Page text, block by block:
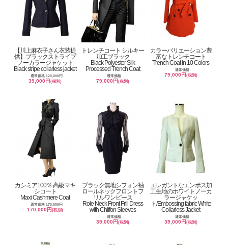
【川上麻衣子さん衣装提
供】ブラックストライプ
ノーカラージャケット
Black stripe collarless jacket
通常価格 120,000円
39,000円(税別)
トレンチコート シルキー
加工ブラック
Black Polyester Silk
Processed Trench Coat
通常価格
79,000円(税別)
カラーバリエーション豊
富なトレンチコート
Trench Coat in 10 Colors
通常価格
79,000円 (税別)
カシミア100％ 高級マキ
シコート
Maxi Cashmere Coat
通常価格 170,000円
170,000円(税別)
ブラック無地シフォン袖
ロールネックフロントフ
リルワンピース
Role Neck Front Frill Dress
with Chiffon Sleeves
通常価格
39,000円(税別)
エレガントなエンボス加
工生地のホワイトノーカ
ラージャケッ
ト/Embossing fabric White
Collarless Jacket
通常価格
39,000円 (税別)